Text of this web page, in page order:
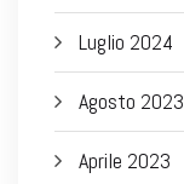
Luglio 2024
Agosto 2023
Aprile 2023